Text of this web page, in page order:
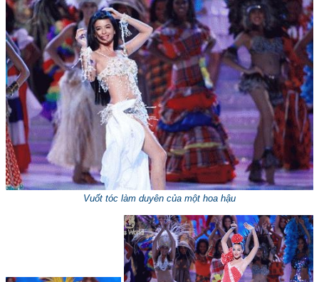
Vuốt tóc làm duyên của một hoa hậu